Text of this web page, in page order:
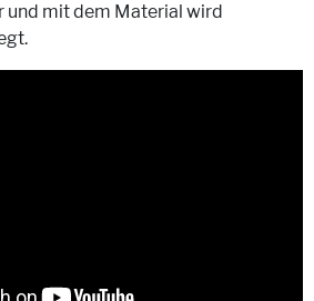
und mit dem Material wird